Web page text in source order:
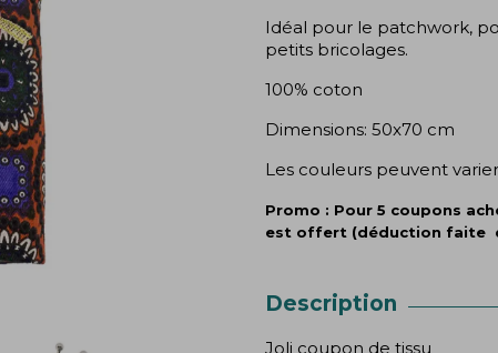
Idéal pour le patchwork,
petits bricolages.
100% coton
Dimensions: 50x70 cm
Les couleurs peuvent
Promo : Pour 5 coupons
est offert (déduction faite
Description
Joli coupon de tissu